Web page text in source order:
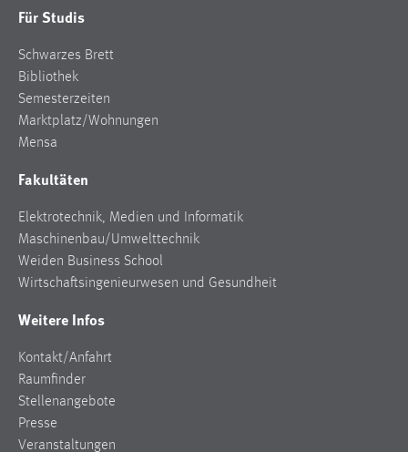
Für Studis
Schwarzes Brett
Bibliothek
Semesterzeiten
Marktplatz/Wohnungen
Mensa
Fakultäten
Elektrotechnik, Medien und Informatik
Maschinenbau/Umwelttechnik
Weiden Business School
Wirtschaftsingenieurwesen und Gesundheit
Weitere Infos
Kontakt/Anfahrt
Raumfinder
Stellenangebote
Presse
Veranstaltungen
30 Tage
Chat
chat-frame-style-5e9dbeb1811c0446
Zweck:
Wird benötigt um die Chatfunktion nutzen zu können.
Cookie Laufzeit:
MibewSessionID, mibew-chat-frame-style-
Jahre, MIBEW_UserID = 1 Jahr
Login
Name: